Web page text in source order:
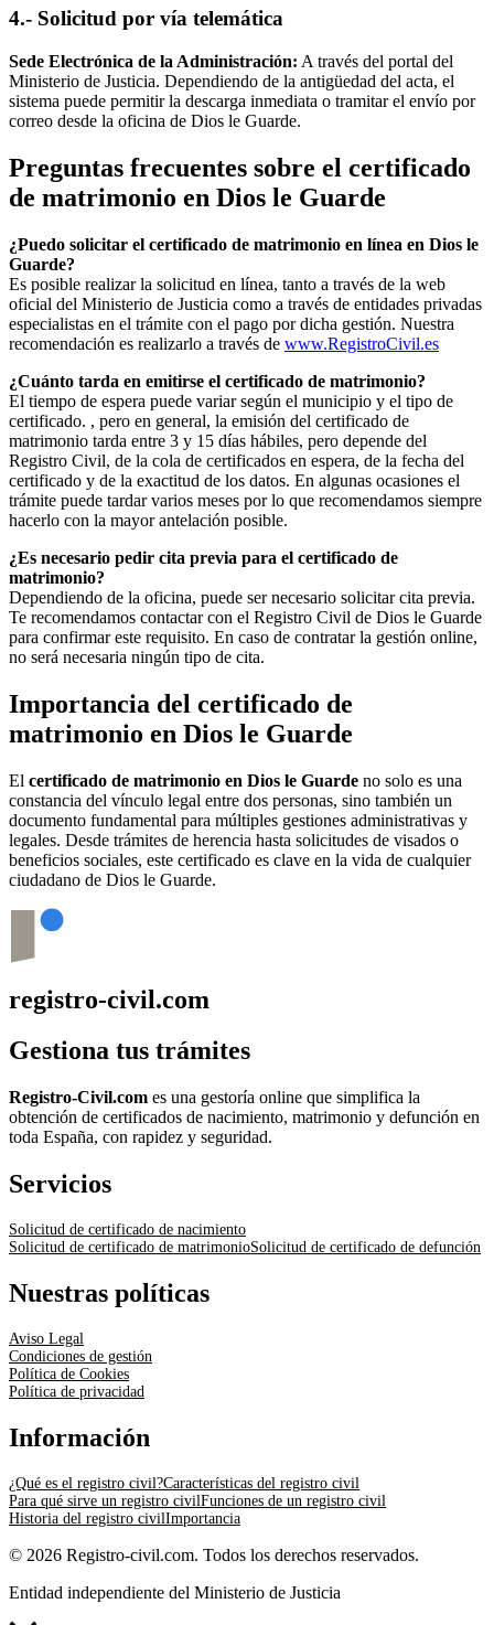
4.- Solicitud por vía telemática
Sede Electrónica de la Administración: A través del portal del
Ministerio de Justicia. Dependiendo de la antigüedad del acta, el
sistema puede permitir la descarga inmediata o tramitar el envío por
correo desde la oficina de Dios le Guarde.
Preguntas frecuentes sobre el certificado
de matrimonio en Dios le Guarde
¿Puedo solicitar el certificado de matrimonio en línea en Dios le
Guarde?
Es posible realizar la solicitud en línea, tanto a través de la web
oficial del Ministerio de Justicia como a través de entidades privadas
especialistas en el trámite con el pago por dicha gestión. Nuestra
recomendación es realizarlo a través de www.RegistroCivil.es
¿Cuánto tarda en emitirse el certificado de matrimonio?
El tiempo de espera puede variar según el municipio y el tipo de
certificado. , pero en general, la emisión del certificado de
matrimonio tarda entre 3 y 15 días hábiles, pero depende del
Registro Civil, de la cola de certificados en espera, de la fecha del
certificado y de la exactitud de los datos. En algunas ocasiones el
trámite puede tardar varios meses por lo que recomendamos siempre
hacerlo con la mayor antelación posible.
¿Es necesario pedir cita previa para el certificado de
matrimonio?
Dependiendo de la oficina, puede ser necesario solicitar cita previa.
Te recomendamos contactar con el Registro Civil de Dios le Guarde
para confirmar este requisito. En caso de contratar la gestión online,
no será necesaria ningún tipo de cita.
Importancia del certificado de
matrimonio en Dios le Guarde
El certificado de matrimonio en Dios le Guarde no solo es una
constancia del vínculo legal entre dos personas, sino también un
documento fundamental para múltiples gestiones administrativas y
legales. Desde trámites de herencia hasta solicitudes de visados o
beneficios sociales, este certificado es clave en la vida de cualquier
ciudadano de Dios le Guarde.
registro-civil.com
Gestiona tus trámites
Registro-Civil.com es una gestoría online que simplifica la
obtención de certificados de nacimiento, matrimonio y defunción en
toda España, con rapidez y seguridad.
Servicios
Solicitud de certificado de nacimiento
Solicitud de certificado de matrimonioSolicitud de certificado de defunción
Nuestras políticas
Aviso Legal
Condiciones de gestión
Política de Cookies
Política de privacidad
Información
¿Qué es el registro civil?Características del registro civil
Para qué sirve un registro civilFunciones de un registro civil
Historia del registro civilImportancia
© 2026 Registro-civil.com. Todos los derechos reservados.
Entidad independiente del Ministerio de Justicia